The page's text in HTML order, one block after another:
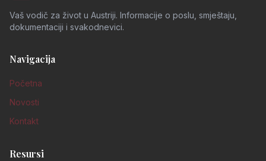
Vaš vodič za život u Austriji. Informacije o poslu, smještaju,
dokumentaciji i svakodnevici.
Navigacija
Početna
Novosti
Kontakt
Resursi